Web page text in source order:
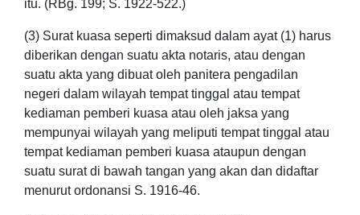
itu. (RBg. 199; S. 1922-522.)
(3) Surat kuasa seperti dimaksud dalam ayat (1) harus
diberikan dengan suatu akta notaris, atau dengan
suatu akta yang dibuat oleh panitera pengadilan
negeri dalam wilayah tempat tinggal atau tempat
kediaman pemberi kuasa atau oleh jaksa yang
mempunyai wilayah yang meliputi tempat tinggal atau
tempat kediaman pemberi kuasa ataupun dengan
suatu surat di bawah tangan yang akan dan didaftar
menurut ordonansi S. 1916-46.